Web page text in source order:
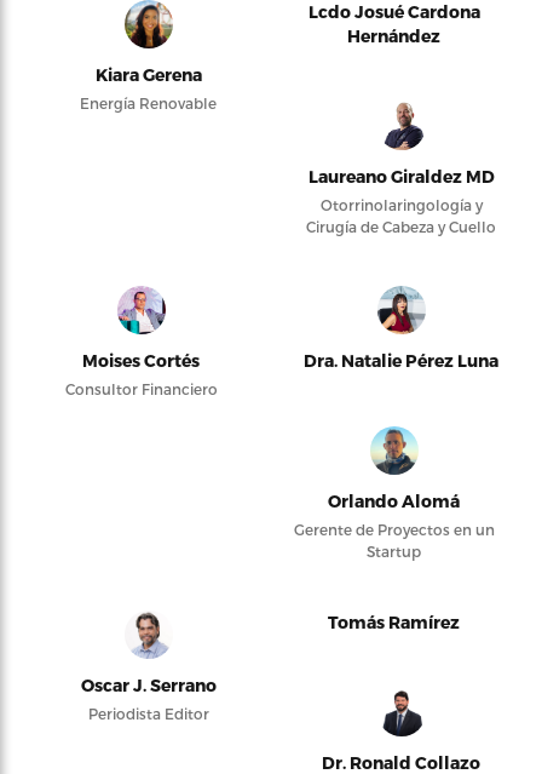
Kiara Gerena
Energía Renovable
Lcdo Josué Cardona
Hernández
Laureano Giraldez MD
Otorrinolaringología y
Cirugía de Cabeza y Cuello
Moises Cortés
Consultor Financiero
Dra. Natalie Pérez Luna
Orlando Alomá
Gerente de Proyectos en un
Startup
Oscar J. Serrano
Periodista Editor
Tomás Ramírez
Dr. Ronald Collazo